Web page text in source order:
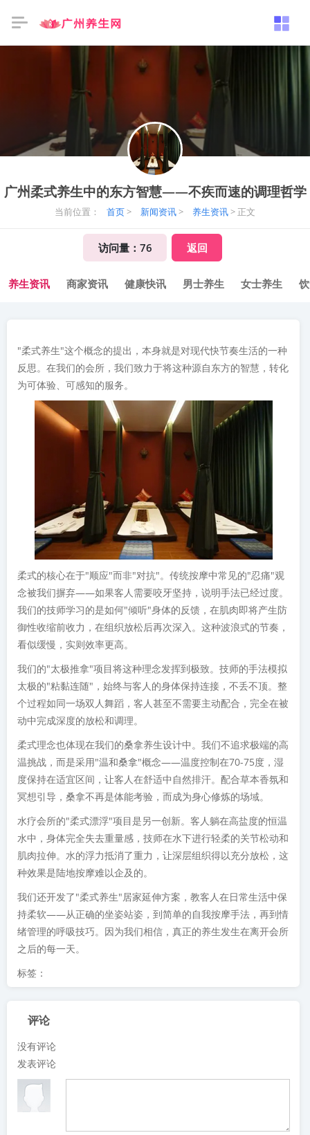
广州柔式养生中的东方智慧——不疾而速的调理哲学
当前位置： 首页> 新闻资讯> 养生资讯> 正文
访问量： 76 返回
养生资讯 商家资讯 健康快讯 男士养生 女士养生
"柔式养生"这个概念的提出，本身就是对现代快节奏生活的一种
反思。在我们的会所，我们致力于将这种源自东方的智慧，转化
为可体验、可感知的服务。
柔式的核心在于"顺应"而非"对抗"。传统按摩中常见的"忍痛"观
念被我们摒弃——如果客人需要咬牙坚持，说明手法已经过度。
我们的技师学习的是如何"倾听"身体的反馈，在肌肉即将产生防
御性收缩前收力，在组织放松后再次深入。这种波浪式的节奏，
看似缓慢，实则效率更高。
我们的"太极推拿"项目将这种理念发挥到极致。技师的手法模拟
太极的"粘黏连随"，始终与客人的身体保持连接，不丢不顶。整
个过程如同一场双人舞蹈，客人甚至不需要主动配合，完全在被
动中完成深度的放松和调理。
柔式理念也体现在我们的桑拿养生设计中。我们不追求极端的高
温挑战，而是采用"温和桑拿"概念——温度控制在70-75度，湿
度保持在适宜区间，让客人在舒适中自然排汗。配合草本香氛和
冥想引导，桑拿不再是体能考验，而成为身心修炼的场域。
水疗会所的"柔式漂浮"项目是另一创新。客人躺在高盐度的恒温
水中，身体完全失去重量感，技师在水下进行轻柔的关节松动和
肌肉拉伸。水的浮力抵消了重力，让深层组织得以充分放松，这
种效果是陆地按摩难以企及的。
我们还开发了"柔式养生"居家延伸方案，教客人在日常生活中保
持柔软——从正确的坐姿站姿，到简单的自我按摩手法，再到情
绪管理的呼吸技巧。因为我们相信，真正的养生发生在离开会所
之后的每一天。
标签：
评论
没有评论
发表评论